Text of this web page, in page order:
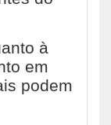
à
em
podem